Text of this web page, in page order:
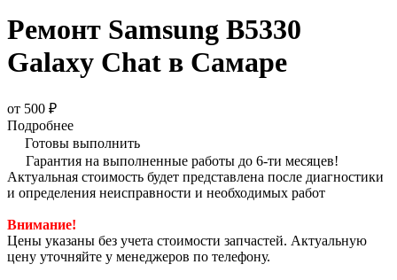
Ремонт Samsung B5330
Galaxy Chat в Самаре
от 500 ₽
Подробнее
Готовы выполнить
Гарантия на выполненные работы до 6-ти месяцев!
Актуальная стоимость будет представлена после диагностики
и определения неисправности и необходимых работ
Внимание!
Цены указаны без учета стоимости запчастей. Актуальную
цену уточняйте у менеджеров по телефону.